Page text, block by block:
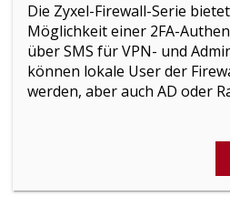
Die Zyxel-Firewall-Serie
Möglichkeit einer 2FA-
über SMS für VPN- und
können lokale User der
werden, aber auch AD oder